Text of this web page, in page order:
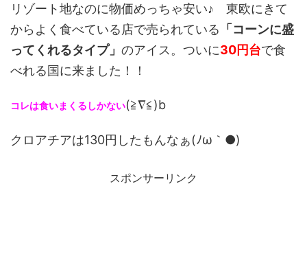
リゾート地なのに物価めっちゃ安い♪ 東欧にきて
からよく食べている店で売られている 「コーンに盛
ってくれるタイプ」 のアイス。ついに30円台で食
べれる国に来ました！！
コレは食いまくるしかない(≧∇≦)b
クロアチアは130円したもんなぁ(ﾉω｀●)
スポンサーリンク